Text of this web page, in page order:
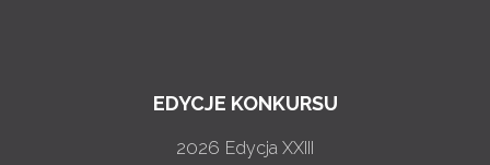
EDYCJE KONKURSU
2026 Edycja XXIII